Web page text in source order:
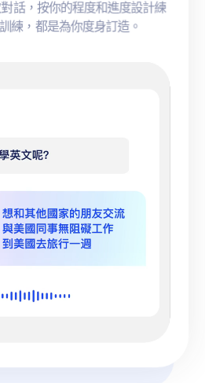
實現你的學習目標
、Emo、日常吹水，Speak 提
景，隨你揀、隨時練。
話，按你的程度和進度設計練
練，都是為你度身訂造。